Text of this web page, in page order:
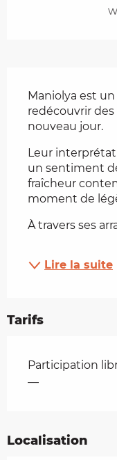
Maniolya est
redécouvrir
nouveau jour.
Leur
un sentiment
fraîcheur
moment de
À travers ses
Lire la suite
Tarifs
Tarifs 2026
Participation
—
Localisation